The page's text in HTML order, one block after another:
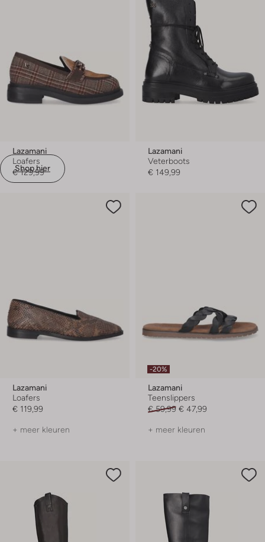
Shop hier
Lazamani
Loafers
€ 129,99
Lazamani
Veterboots
€ 149,99
Lazamani
Loafers
€ 119,99
+ meer kleuren
-20%
Lazamani
Teenslippers
€ 59,99 € 47,99
+ meer kleuren